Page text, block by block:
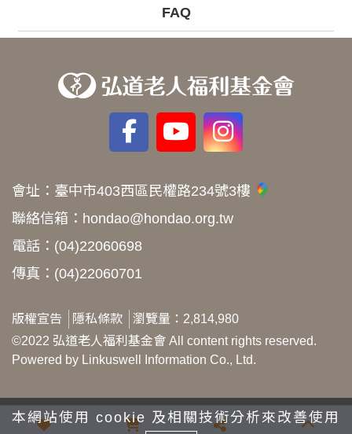
FAQ
會址： 臺中市403西區民權路234號3樓
聯絡信箱： hondao@hondao.org.tw
電話： (04)22060698
傳真： (04)22060701
版權宣告 隱私條款
瀏覽量：2,814,980
©2022 弘道老人福利基金會 All content rights reserved.
Powered by Linkuswell Information Co., Ltd.
本網站使用 cookie 及相關技術分析來改善使用